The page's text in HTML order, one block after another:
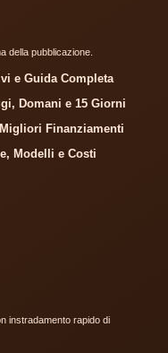
della pubblicazione.
e Guida Completa
Domani e 15 Giorni
Finanziamenti
Modelli e Costi
instradamento rapido di